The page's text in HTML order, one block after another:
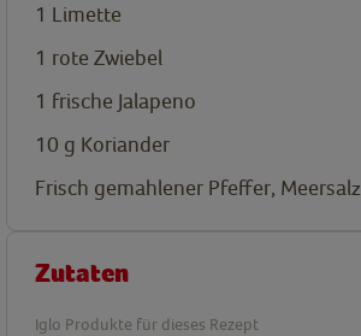
1 Limette
1 rote Zwiebel
1 frische Jalapeno
10 g Koriander
Frisch gemahlener Pfeffer, Meersalz
Zutaten
Iglo Produkte für dieses Rezept